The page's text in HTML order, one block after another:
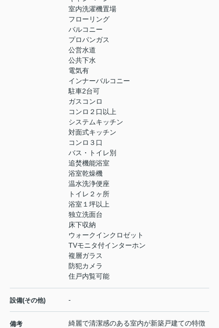
室内洗濯機置場
フローリング
バルコニー
プロパンガス
公営水道
公共下水
電気有
インナーバルコニー
駐車2台可
ガスコンロ
コンロ２口以上
システムキッチン
対面式キッチン
コンロ３口
バス・トイレ別
追焚機能浴室
浴室乾燥機
温水洗浄便座
トイレ２ヶ所
浴室１坪以上
独立洗面台
床下収納
ウォークインクロゼット
TVモニタ付インターホン
複層ガラス
防犯カメラ
住戸内覧可能
設備(その他) -
備考
綺麗で清潔感のある室内が新築戸建ての特徴